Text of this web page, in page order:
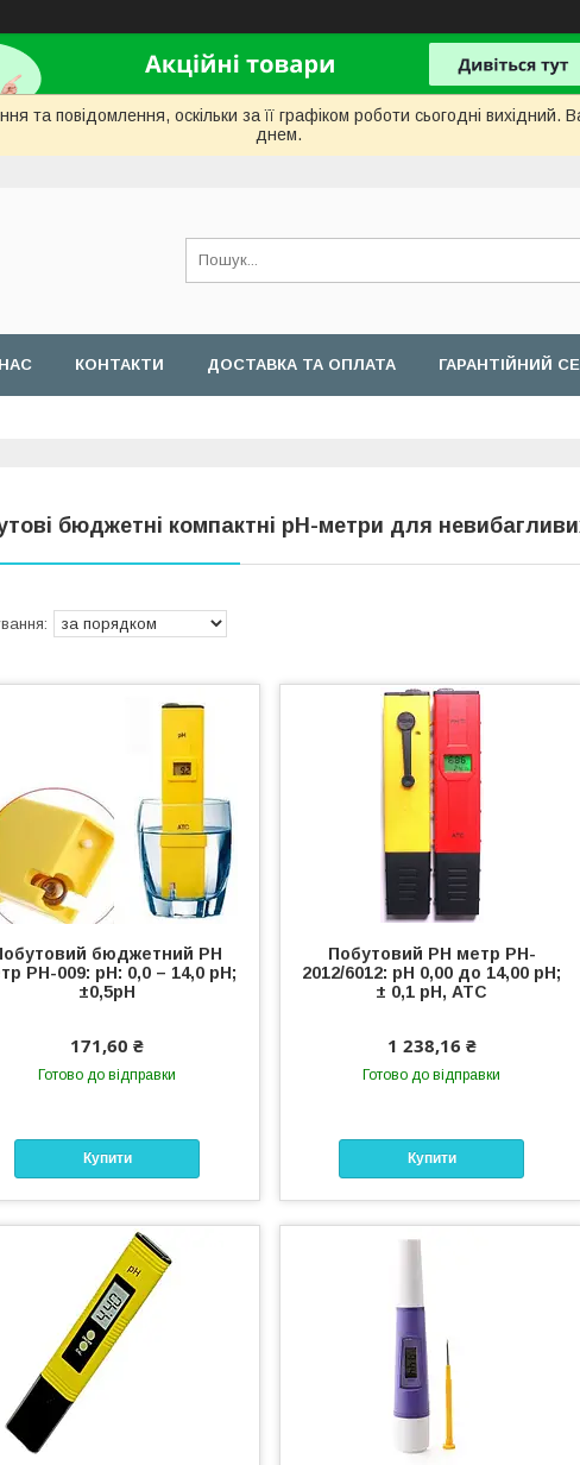
та повідомлення, оскільки за її графіком роботи сьогодні
днем.
КОНТАКТИ ДОСТАВКА ТА ОПЛАТА ГАРАНТІЙНИЙ
бюджетні компактні pH-метри для
бюджетний PH
PH-009: pH: 0,0 – 14,0 рН;
±0,5pH
171,60 ₴
Готово до відправки
Купити
Побутовий PH метр PH-
2012/6012: рН 0,00 до 14,00 рН;
± 0,1 рН, АТС
1 238,16 ₴
Готово до відправки
Купити